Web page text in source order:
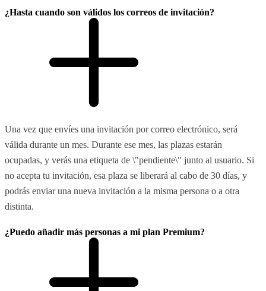
¿Hasta cuando son válidos los correos de invitación?
Una vez que envíes una invitación por correo electrónico, será
válida durante un mes. Durante ese mes, las plazas estarán
ocupadas, y verás una etiqueta de \"pendiente\" junto al usuario. Si
no acepta tu invitación, esa plaza se liberará al cabo de 30 días, y
podrás enviar una nueva invitación a la misma persona o a otra
distinta.
¿Puedo añadir más personas a mi plan Premium?